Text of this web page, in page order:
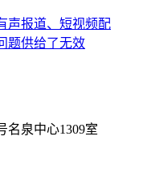
声报道、短视频配
题供给了无效
名泉中心1309室